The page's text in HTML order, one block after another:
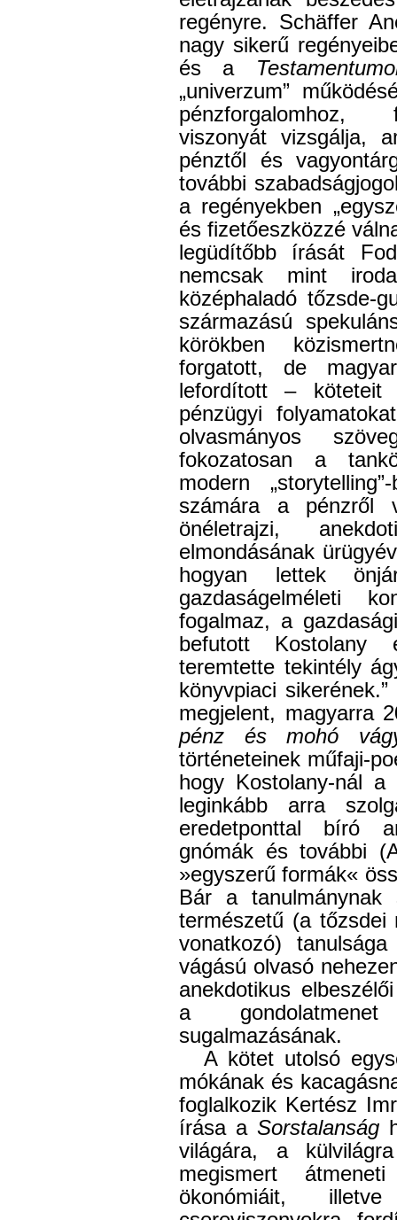
regényre. Schäffer
nagy sikerű
és a
„univerzum”
pénzforgalomhoz,
viszonyát vizsgálja,
pénztől és
további
a regényekben
és fizetőeszközzé
legüdítőbb írását
nemcsak mint
középhaladó tőzsde-
származású
körökben
forgatott, de
lefordított –
pénzügyi
olvasmányos
fokozatosan a
modern
számára a pénzről
önéletrajzi,
elmondásának
hogyan lettek
gazdaságelméleti
fogalmaz, a
befutott Kostolany
teremtette tekintély
könyvpiaci
megjelent, magyarra
pénz és mohó
történeteinek műfaji-
hogy Kostolany-nál
leginkább arra
eredetponttal bíró
gnómák és további
»egyszerű formák«
Bár a tanulmánynak
természetű (a tőzsdei
vonatkozó)
vágású olvasó
anekdotikus
a
sugalmazásának.
A kötet utolsó
mókának és
foglalkozik Kertész
írása aSorstalanság
világára, a
megismert
ökonómiáit,